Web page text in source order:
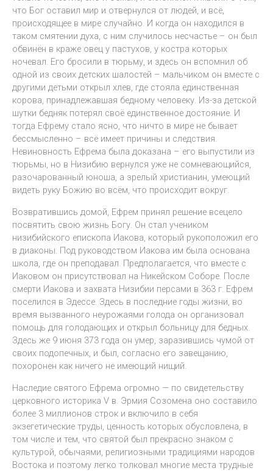
что Бог оставил мир и отвернулся от людей, и всё,
происходящее в мире случайно. И когда он находился в
таком смятении духа, с ним случилось несчастье – он был
обвинён в краже овец у пастухов, у костра которых
ночевал. Его бросили в тюрьму, и здесь он вспомнил об
одной из своих детских шалостей – мальчиком он вместе с
другими детьми открыл хлев, где стояла единственная
корова, принадлежавшая бедному человеку. Из-за детской
шутки бедняк потерял своё единственное достояние. И
тогда Ефрему стало ясно, что ничто в мире не бывает
бессмысленно – всё имеет причины и следствия.
Невиновность Ефрема была доказана – его выпустили из
тюрьмы, но в Низибию вернулся уже не сомневающийся,
разочарованный юноша, а зрелый христианин, умеющий
видеть руку Божию во всём, что происходит вокруг.
Возвратившись домой, Ефрем принял решение всецело
посвятить свою жизнь Богу. Он стал учеником
низибийского епископа Иакова, который рукоположил его
в диаконы. Под руководством Иакова им была основана
школа, где он преподавал. Предполагается, что вместе с
Иаковом он присутствовал на Никейском Соборе. После
смерти Иакова и захвата Низибии персами в 363 г. Ефрем
поселился в Эдессе. Здесь в последние годы жизни, во
время вызванного неурожаями голода он организовал
помощь для голодающих и открыл больницу для бедных.
Здесь же 9 июня 373 года он умер, заразившись чумой от
своих подопечных, и был, согласно его завещанию,
похоронен как ничего не имеющий нищий.
Наследие святого Ефрема огромно — по свидетельству
церковного историка V в. Эрмия Созомена оно составило
более 3 миллионов строк и включило в себя
экзегетические труды, ценность которых обусловлена, в
том числе и тем, что святой был прекрасно знаком с
культурой, обычаями, религиозными традициями народов
Востока и поэтому легко толковал многие места трудные